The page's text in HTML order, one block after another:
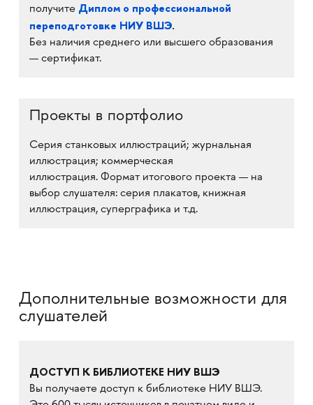
получите Диплом о профессиональной
переподготовке НИУ ВШЭ.
Без наличия среднего или высшего образования
— сертификат.
Проекты в портфолио
Серия станковых иллюстраций; журнальная
иллюстрация; коммерческая
иллюстрация. Формат итогового проекта — на
выбор слушателя: серия плакатов, книжная
иллюстрация, суперграфика и т.д.
Дополнительные возможности для
слушателей
ДОСТУП К БИБЛИОТЕКЕ НИУ ВШЭ
Вы получаете доступ к библиотеке НИУ ВШЭ.